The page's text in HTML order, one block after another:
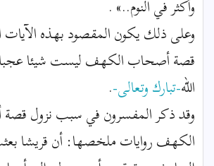
وأكثر في النوم..» .
وعلى ذلك يكون المقصود بهذه الآيات
قصة أصحاب الكهف ليست شيئا عجبا
الله-تبارك وتعالى-.
وقد ذكر المفسرون في سبب نزول
الكهف روايات ملخصها: أن قريشا